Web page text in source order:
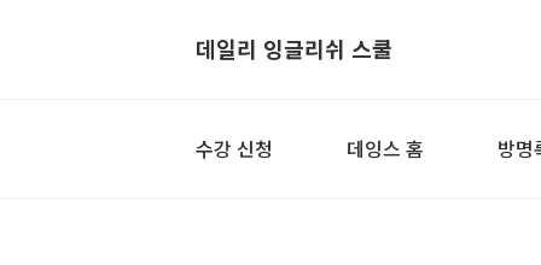
데일리 잉글리쉬 스쿨
수강 신청 데잉스 홈 방명